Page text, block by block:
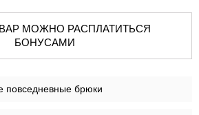
БОНУСАМИ
повседневные брюки